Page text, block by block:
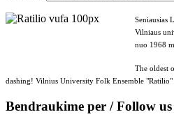
Seniausias
Vilniaus
nuo 1968 m.
The oldest
dashing! Vilnius University Folk Ensemble "Ratilio"
Bendraukime per / Follow